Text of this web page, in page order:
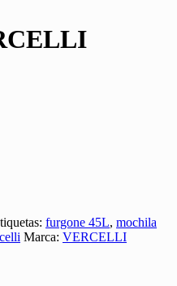
furgone 45L, mochila
Marca: VERCELLI